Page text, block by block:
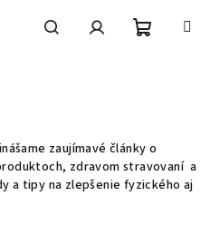
zaujímavé články o
zdravom stravovaní a
a tipy na zlepšenie fyzického aj